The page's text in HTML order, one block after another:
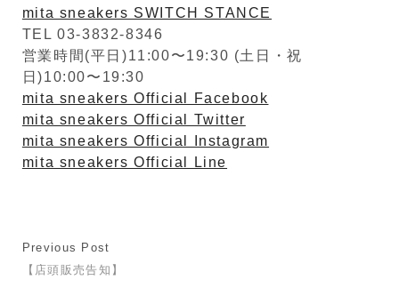
mita sneakers SWITCH STANCE
TEL 03-3832-8346
営業時間(平日)11:00〜19:30 (土日・祝
日)10:00〜19:30
mita sneakers Official Facebook
mita sneakers Official Twitter
mita sneakers Official Instagram
mita sneakers Official Line
Previous Post
【店頭販売告知】